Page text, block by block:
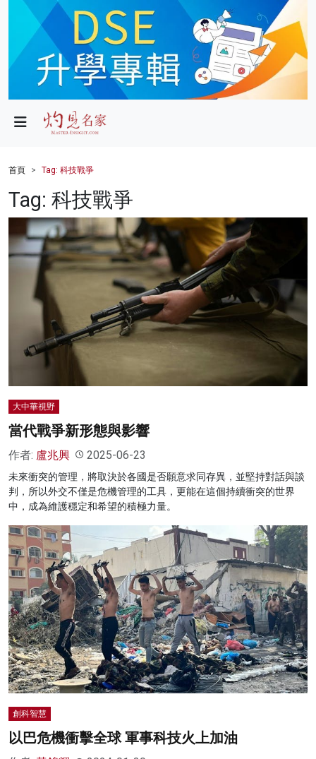
政局
財經
健康
商業
科技
影片
名家榜
灼見活動
首頁 Tag: 科技戰爭
Tag: 科技戰爭
大中華視野
當代戰爭新形態與影響
作者: 盧兆興 2025-06-23
未來衝突的管理，將取決於各國是否願意求同存異，並堅持對話與談
判，所以外交不僅是危機管理的工具，更能在這個持續衝突的世界
中，成為維護穩定和希望的積極力量。
創科智慧
以巴危機衝擊全球 軍事科技火上加油